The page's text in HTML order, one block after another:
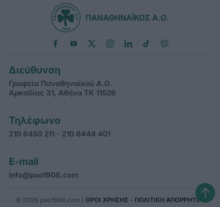
ΠΑΝΑΘΗΝΑΪΚΟΣ Α.Ο.
Διεύθυνση
Γραφεία Παναθηναϊκού Α.Ο.
Αρκαδίας 31, Αθήνα ΤΚ 11526
Τηλέφωνο
210 6450 211 - 210 6444 401
E-mail
info@pao1908.com
© 2026 pao1908.com | ΟΡΟΙ ΧΡΗΣΗΣ - ΠΟΛΙΤΙΚΗ ΑΠΟΡΡΗΤΟΥ↑